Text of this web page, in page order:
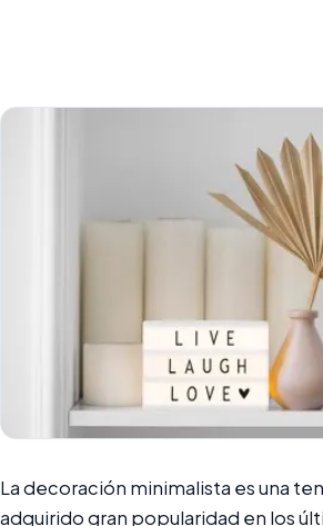
La decoración minimalista es una
adquirido gran popularidad en los